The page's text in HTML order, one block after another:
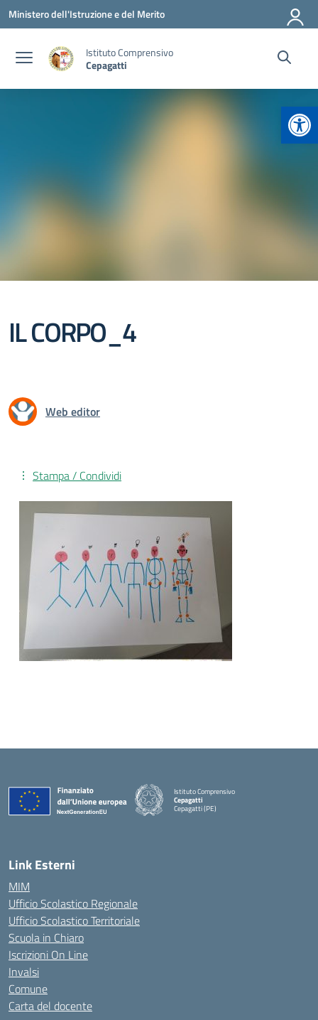
Vai ai contenuti
Vai al menu di navigazione
Vai al footer
Ministero dell'Istruzione e del Merito
Istituto Comprensivo
Cepagatti
IL CORPO_4
Web editor
Stampa / Condividi
Istituto Comprensivo
Cepagatti
Cepagatti (PE)
— Visita la pagina iniziale della scuola
Link Esterni
MIM
Ufficio Scolastico Regionale
Ufficio Scolastico Territoriale
Scuola in Chiaro
Iscrizioni On Line
Invalsi
Comune
Carta del docente